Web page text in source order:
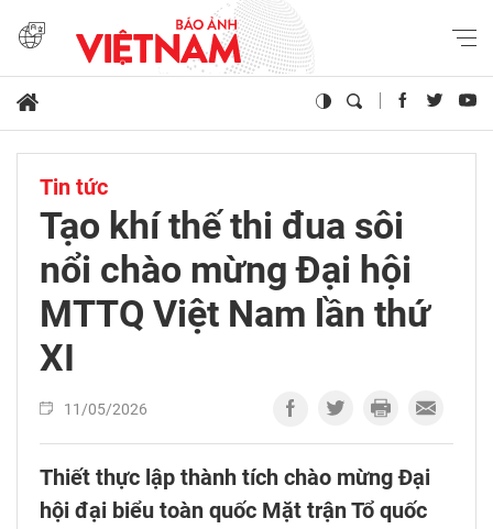
Tin tức
Tạo khí thế thi đua sôi
nổi chào mừng Đại hội
MTTQ Việt Nam lần thứ
XI
11/05/2026
Thiết thực lập thành tích chào mừng Đại
hội đại biểu toàn quốc Mặt trận Tổ quốc